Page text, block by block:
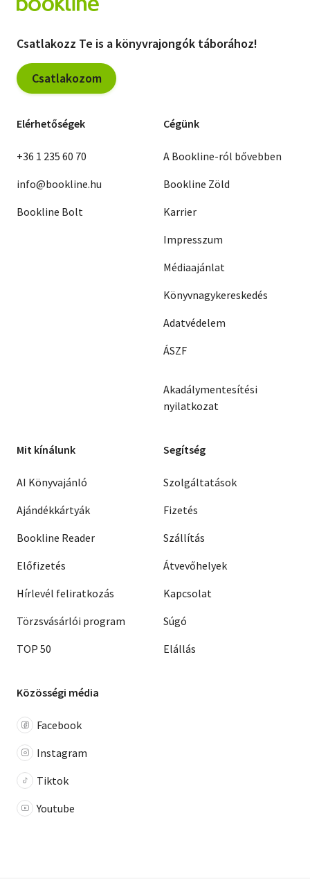
Csatlakozz Te is a könyvrajongók táborához!
Csatlakozom
Elérhetőségek
+36 1 235 60 70
info@bookline.hu
Bookline Bolt
Cégünk
A Bookline-ról bővebben
Bookline Zöld
Karrier
Impresszum
Médiaajánlat
Könyvnagykereskedés
Adatvédelem
ÁSZF
Akadálymentesítési
nyilatkozat
Mit kínálunk
AI Könyvajánló
Ajándékkártyák
Bookline Reader
Előfizetés
Hírlevél feliratkozás
Törzsvásárlói program
TOP 50
Segítség
Szolgáltatások
Fizetés
Szállítás
Átvevőhelyek
Kapcsolat
Súgó
Elállás
Közösségi média
Facebook
Instagram
Tiktok
Youtube